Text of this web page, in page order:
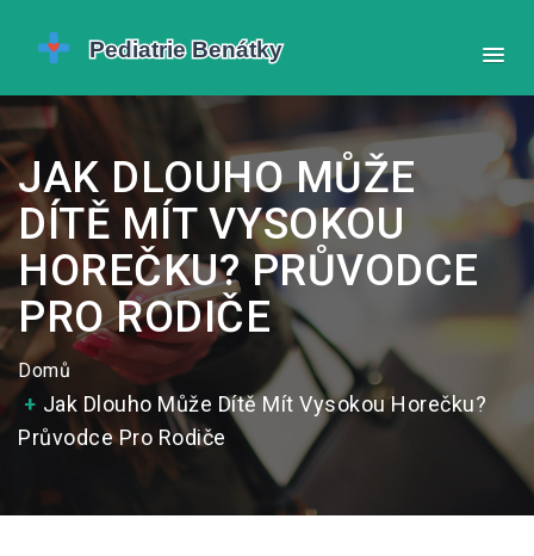
JAK DLOUHO MŮŽE
DÍTĚ MÍT VYSOKOU
HOREČKU? PRŮVODCE
PRO RODIČE
Domů
Jak Dlouho Může Dítě Mít Vysokou Horečku?
Průvodce Pro Rodiče